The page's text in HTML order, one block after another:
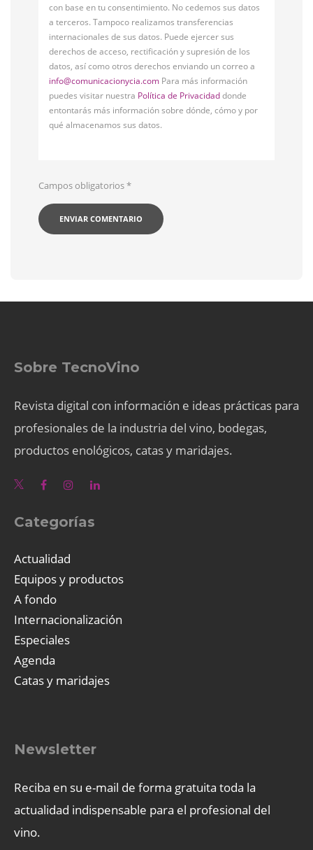
con base en tu consentimiento. No cedemos sus datos
a terceros. Tampoco realizamos transferencias
internacionales de sus datos. Puede ejercer sus
derechos de acceso, rectificación y supresión de los
datos, así como otros derechos enviando un correo a
info@comunicacionycia.com Para más información
puedes visitar nuestra Política de Privacidaddonde
entontarás más información sobre dónde, cómo y por
qué almacenamos sus datos.
Campos obligatorios*
Sobre TecnoVino
Revista digital con información e ideas prácticas para
profesionales de la industria del vino, bodegas,
productos enológicos, catas y maridajes.
Categorías
Actualidad
Equipos y productos
A fondo
Internacionalización
Especiales
Agenda
Catas y maridajes
Newsletter
Reciba en su e-mail de forma gratuita toda la
actualidad indispensable para el profesional del
vino.